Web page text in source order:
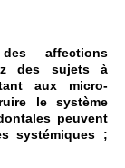
affections
des sujets à
aux micro-
le système
peuvent
systémiques ;